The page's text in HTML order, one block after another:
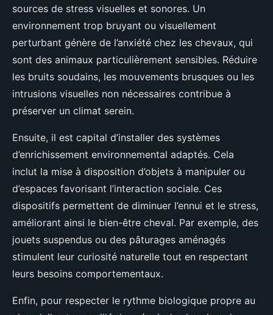
sources de stress visuelles et sonores. Un
environnement trop bruyant ou visuellement
perturbant génère de l’anxiété chez les chevaux, qui
sont des animaux particulièrement sensibles. Réduire
les bruits soudains, les mouvements brusques ou les
intrusions visuelles non nécessaires contribue à
préserver un climat serein.
Ensuite, il est capital d’installer des systèmes
d’enrichissement environnemental adaptés. Cela
inclut la mise à disposition d’objets à manipuler ou
d’espaces favorisant l’interaction sociale. Ces
dispositifs permettent de diminuer l’ennui et le stress,
améliorant ainsi le bien-être cheval. Par exemple, des
jouets suspendus ou des pâturages aménagés
stimulent leur curiosité naturelle tout en respectant
leurs besoins comportementaux.
Enfin, pour respecter le rythme biologique propre au